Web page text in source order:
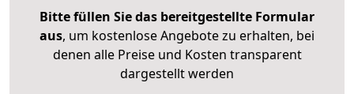
Bitte füllen Sie das bereitgestellte Formular
aus, um kostenlose Angebote zu erhalten, bei
denen alle Preise und Kosten transparent
dargestellt werden